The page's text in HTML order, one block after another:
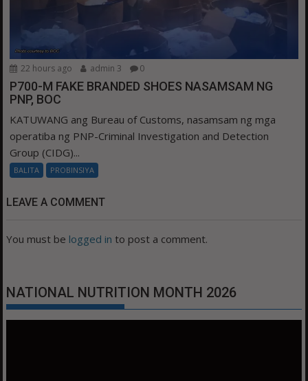
22 hours ago admin 3 0
P700-M FAKE BRANDED SHOES NASAMSAM NG
PNP, BOC
KATUWANG ang Bureau of Customs, nasamsam ng mga
operatiba ng PNP-Criminal Investigation and Detection
Group (CIDG)...
BALITA PROBINSIYA
LEAVE A COMMENT
You must be logged in to post a comment.
NATIONAL NUTRITION MONTH 2026